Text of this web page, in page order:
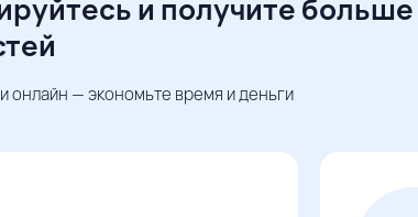
и получите больше
онлайн — экономьте время и деньги